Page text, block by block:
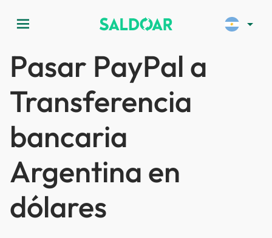
menu arrow_drop_down
Pasar PayPal a
Transferencia
bancaria
Argentina en
dólares